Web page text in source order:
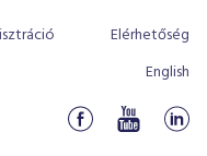
Elérhetőség
English